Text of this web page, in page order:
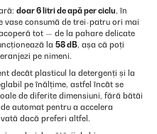
doar 6 litri de apă per ciclu, în
vase consumă de trei-patru ori mai
tot — de la pahare delicate
la 58 dB, așa că poți
pe nimeni.
decât plasticul la detergenți și la
pe înălțime, astfel încât se
de diferite dimensiuni, fără bătăi
automat pentru a accelera
dacă preferi altfel.